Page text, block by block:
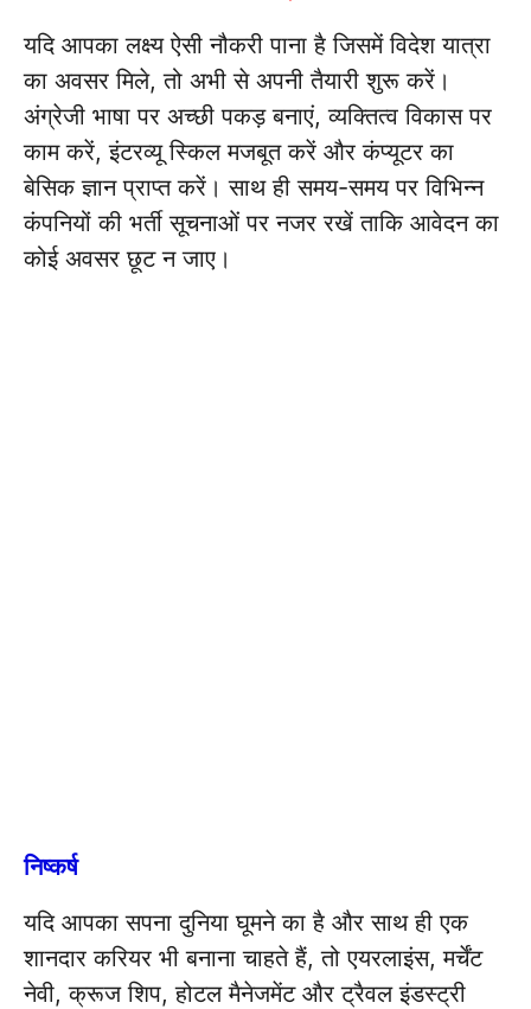
यदि आपका लक्ष्य ऐसी नौकरी पाना है जिसमें विदेश यात्रा
का अवसर मिले, तो अभी से अपनी तैयारी शुरू करें।
अंग्रेजी भाषा पर अच्छी पकड़ बनाएं, व्यक्तित्व विकास पर
काम करें, इंटरव्यू स्किल मजबूत करें और कंप्यूटर का
बेसिक ज्ञान प्राप्त करें। साथ ही समय-समय पर विभिन्न
कंपनियों की भर्ती सूचनाओं पर नजर रखें ताकि आवेदन का
कोई अवसर छूट न जाए।
निष्कर्ष
यदि आपका सपना दुनिया घूमने का है और साथ ही एक
शानदार करियर भी बनाना चाहते हैं, तो एयरलाइंस, मर्चेंट
नेवी, क्रूज शिप, होटल मैनेजमेंट और ट्रैवल इंडस्ट्री